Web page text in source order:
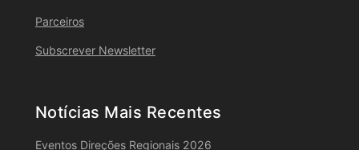
Parceiros
Subscrever Newsletter
Notícias Mais Recentes
Eventos Direções Regionais 2026